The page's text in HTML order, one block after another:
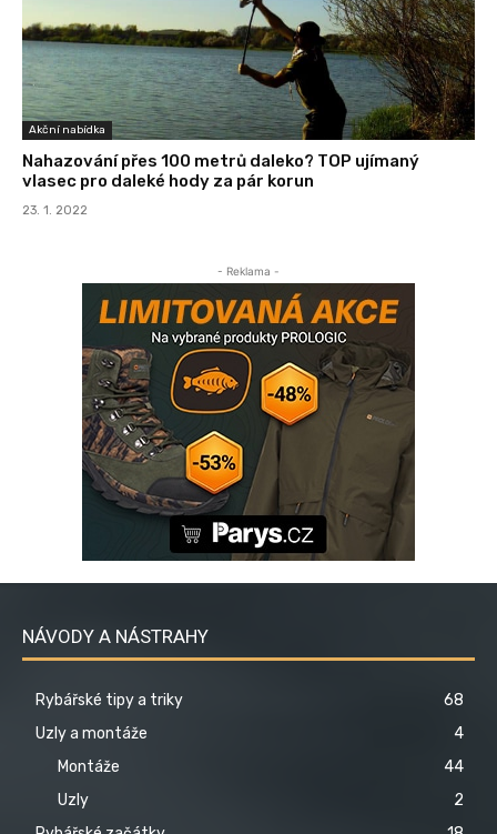
Akční nabídka
Nahazování přes 100 metrů daleko? TOP ujímaný
vlasec pro daleké hody za pár korun
23. 1. 2022
- Reklama -
NÁVODY A NÁSTRAHY
Rybářské tipy a triky
68
Uzly a montáže
4
Montáže
44
Uzly
2